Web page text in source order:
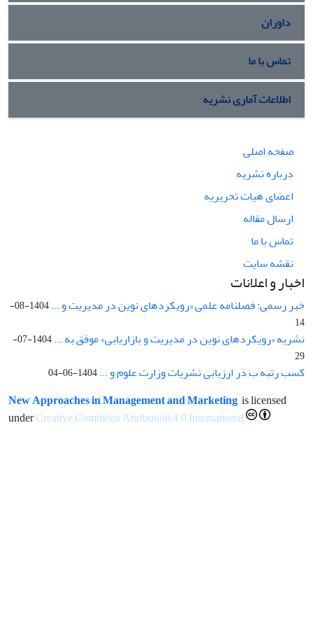
داوران
تماس با ما
اطلاعات آماری نشریه
صفحه اصلی
درباره نشریه
اعضای هیات تحریریه
ارسال مقاله
تماس با ما
نقشه سایت
اخبار و اعلانات
خبر رسمی: فصلنامه علمی «رویکردهای نوین در مدیریت و ...
1404-08-
14
نشریه «رویکردهای نوین در مدیریت و بازاریابی» موفق به ...
1404-07-
29
کسب رتبه ب در ارزیابی نشریات وزارت علوم و ...1404-06-04
New Approaches in Management and Marketing is licensed
underCreative Commons Attribution 4.0 International